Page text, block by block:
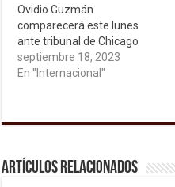
Ovidio Guzmán
comparecerá este lunes
ante tribunal de Chicago
septiembre 18, 2023
En "Internacional"
Artículos relacionados